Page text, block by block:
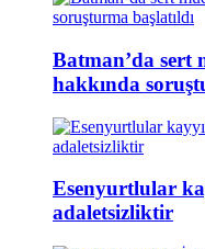
Batman’da sert
hakkında
Esenyurtlular
adaletsizliktir